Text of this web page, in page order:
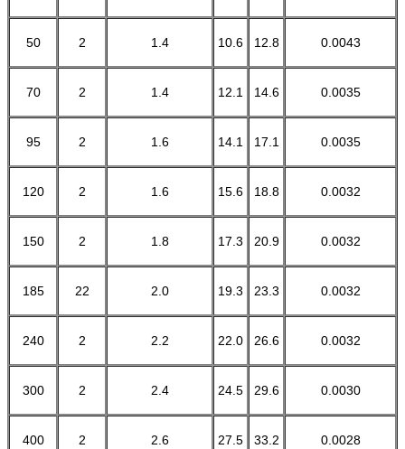
50 2 1.4 10.6 12.8 0.0043
70 2 1.4 12.1 14.6 0.0035
95 2 1.6 14.1 17.1 0.0035
120 2 1.6 15.6 18.8 0.0032
150 2 1.8 17.3 20.9 0.0032
185 22 2.0 19.3 23.3 0.0032
240 2 2.2 22.0 26.6 0.0032
300 2 2.4 24.5 29.6 0.0030
400 2 2.6 27.5 33.2 0.0028